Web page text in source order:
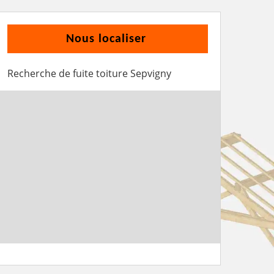
Nous localiser
Recherche de fuite toiture Sepvigny